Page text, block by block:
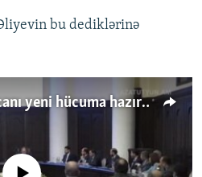
bu dediklərinə
Ermənistan Azərbaycanı yeni hücuma hazırlaşmaqda günahlandırır
currently available